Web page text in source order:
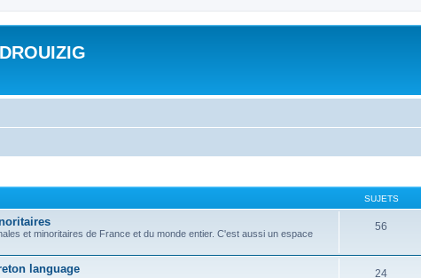
SUJETS
et minoritaires de France et du monde entier. C'est aussi un espace
56
language 24